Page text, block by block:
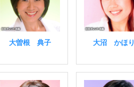
大曽根 典子 大沼 かほり